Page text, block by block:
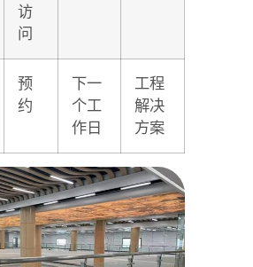
访
问
预
约
下一
个工
作日
工程
解决
方案